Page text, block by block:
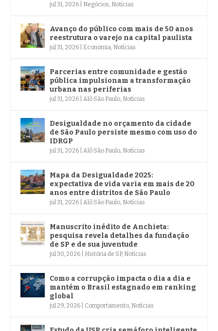
jul 31, 2026 Negócios Notícias
Avanço do público com mais de 50 anos
reestrutura o varejo na capital paulista
jul 31, 2026 Economia Notícias
Parcerias entre comunidade e gestão
pública impulsionam a transformação
urbana nas periferias
jul 31, 2026 Alô São Paulo Notícias
Desigualdade no orçamento da cidade
de São Paulo persiste mesmo com uso do
IDRGP
jul 31, 2026 Alô São Paulo Notícias
Mapa da Desigualdade 2025:
expectativa de vida varia em mais de 20
anos entre distritos de São Paulo
jul 31, 2026 Alô São Paulo Notícias
Manuscrito inédito de Anchieta:
pesquisa revela detalhes da fundação
de SP e de sua juventude
jul 30, 2026 História de SP, Notícias
Como a corrupção impacta o dia a dia e
mantém o Brasil estagnado em ranking
global
jul 29, 2026 Comportamento Notícias